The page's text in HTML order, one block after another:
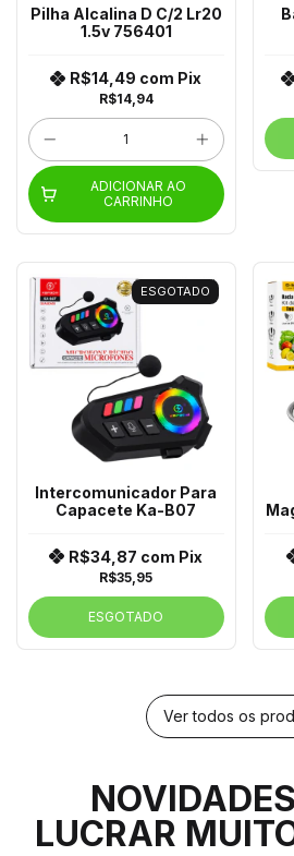
Pilha Alcalina D C/2 Lr20
1.5v 756401
R$14,94
R$14,49 com Pix
ADICIONAR AO
CARRINHO
ESGOTADO
Intercomunicador Para
Capacete Ka-B07
R$35,95
R$34,87 com Pix
ESGOTADO
Ver todos os
LUCRAR